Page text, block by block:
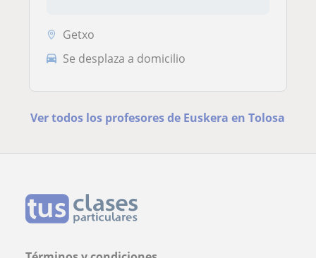
Getxo
Se desplaza a domicilio
Ver todos los profesores de Euskera en Tolosa